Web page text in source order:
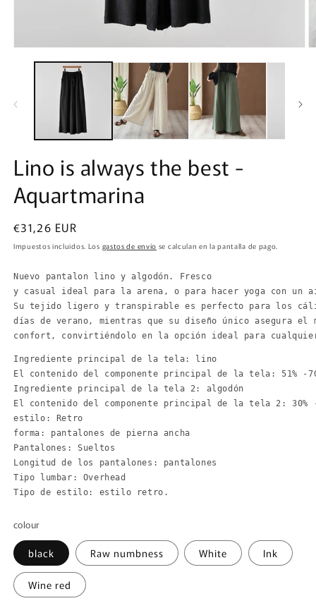
elemento
una
Lino is always the best -
Aquartmarina
Precio
habitual
€31,26 EUR
Impuestos incluidos. Los gastos de envío se calculan en la pantalla de pago.
Nuevo pantalon lino y algodón. Fresco
y casual ideal para la arena, o para hacer yoga con
Su tejido ligero y transpirable es perfecto para los
días de verano, mientras que su diseño único asegura el
confort, convirtiéndolo en la opción ideal para
Ingrediente principal de la tela: lino
El contenido del componente principal de la tela: 51% -
Ingrediente principal de la tela 2: algodón
El contenido del componente principal de la tela 2: 30% -
estilo: Retro
forma: pantalones de pierna ancha
Pantalones: Sueltos
Longitud de los pantalones: pantalones
Tipo lumbar: Overhead
Tipo de estilo: estilo retro.
colour
black Raw numbness White Ink
Wine red